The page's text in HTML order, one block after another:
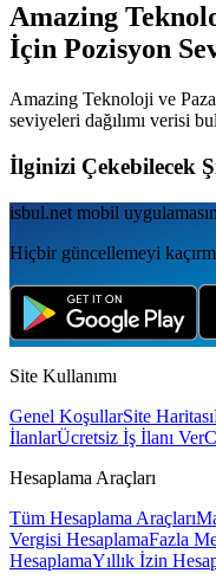
Amazing
İçin Pozisyon
Amazing Teknoloji ve
seviyeleri dağılımı verisi
İlginizi Çekebilecek
isbul.net mobil
Hiçbir güncellemeyi
Site Kullanımı
Genel KoşullarSite Haritası
İlanlarÜcretsiz İş İlanı Ver
Hesaplama Araçları
Tüm Hesaplama Araçları
Vergisi HesaplamaFazla
HesaplamaYıllık İzin